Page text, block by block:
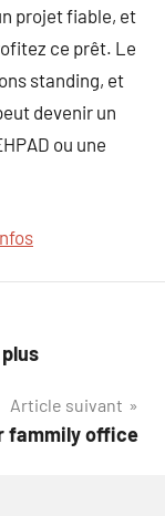
projet fiable, et
ce prêt. Le
standing, et
devenir un
ou une
Article suivant
fammily office